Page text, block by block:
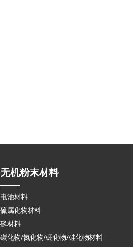
无机粉末材料
电池材料
硫属化物材料
磷材料
碳化物/氮化物/硼化物/硅化物材料